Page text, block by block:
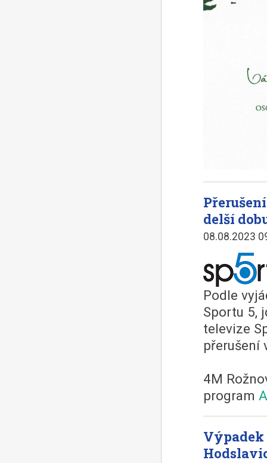
delší
08.08.2023
Podle
Sportu 5,
televize
přerušení
4M
program
Výpadek